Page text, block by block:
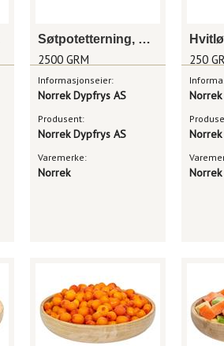
Søtpotetterning, grov
2500 GRM
Informasjonseier:
Norrek Dypfrys AS
Produsent:
Norrek Dypfrys AS
Varemerke:
Norrek
250
Norrek